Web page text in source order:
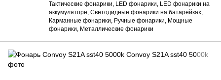
Тактические фонарики, LED фонарики, LED фонарики на
аккумуляторе, Светодидные фонарики на батарейках,
Карманные фонарики, Ручные фонарики, Мощные
фонарики, Металлические фонарики